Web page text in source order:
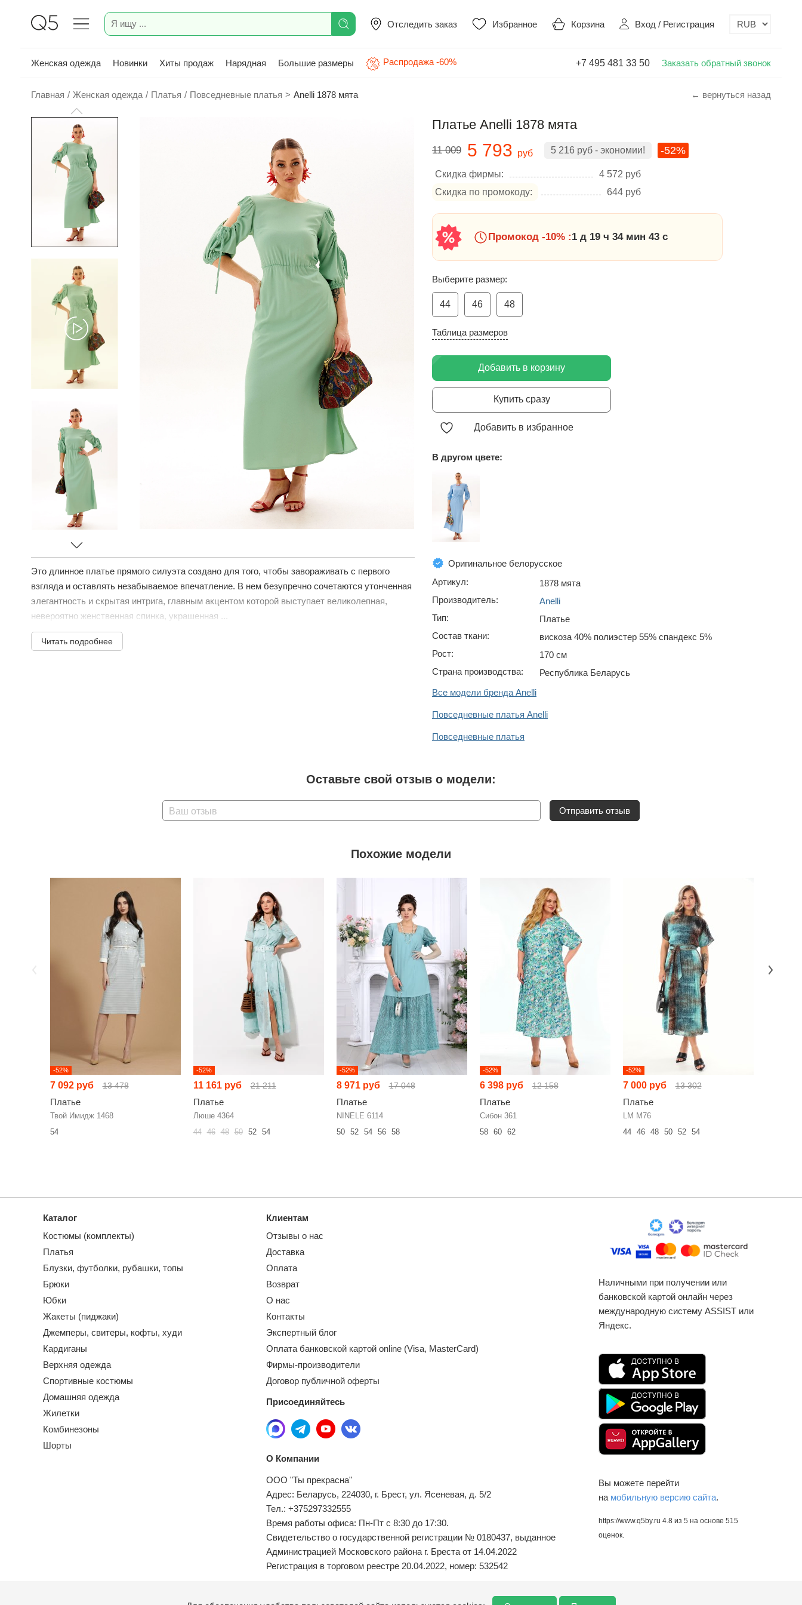
Отследить заказ Избранное Корзина Вход / Регистрация
Женская одежда Новинки Хиты продаж Нарядная Большие размеры Распродажа -60% +7 495 481 33 50 Заказать обратный звонок
Главная / Женская одежда / Платья / Повседневные платья > Anelli 1878 мята ← вернуться назад
Это длинное платье прямого силуэта создано для того, чтобы завораживать с первого
взгляда и оставлять незабываемое впечатление. В нем безупречно сочетаются утонченная
элегантность и скрытая интрига, главным акцентом которой выступает великолепная,
невероятно женственная спинка, украшенная ...
Читать подробнее
Платье Anelli 1878 мята
11 009 5 793 руб 5 216 руб - экономии! -52%
Скидка фирмы: 4 572 руб
Скидка по промокоду:
644 руб
Промокод -10% :1 д 19 ч 34 мин 43 с
Выберите размер:
44 46 48
Таблица размеров
Добавить в корзину
Купить сразу
Добавить в избранное
В другом цвете:
Оригинальное белорусское
Артикул:
1878 мята
Производитель:
Anelli
Тип:
Платье
Состав ткани:
вискоза 40% полиэстер 55% спандекс 5%
Рост:
170 см
Страна производства:
Республика Беларусь
Все модели бренда Anelli
Повседневные платья Anelli
Повседневные платья
Оставьте свой отзыв о модели:
Ваш отзыв Отправить отзыв
Похожие модели
-52%
7 092 руб 13 478
Платье
Твой Имидж 1468
54
-52%
11 161 руб 21 211
Платье
Люше 4364
44 46 48 50 52 54
-52%
8 971 руб 17 048
Платье
NINELE 6114
50
52 54 56 58
-52%
6 398 руб 12 158
Платье
Сибон 361
58
60 62
-52%
7 000 руб 13 302
Платье
LM М76
44
46 48 50 52 54
Каталог
Костюмы (комплекты)
Платья
Блузки, футболки, рубашки, топы
Брюки
Юбки
Жакеты (пиджаки)
Джемперы, свитеры, кофты, худи
Кардиганы
Верхняя одежда
Спортивные костюмы
Домашняя одежда
Жилетки
Комбинезоны
Шорты
Клиентам
Отзывы о нас
Доставка
Оплата
Возврат
О нас
Контакты
Экспертный блог
Оплата банковской картой online (Visa, MasterCard)
Фирмы-производители
Договор публичной оферты
Присоединяйтесь
О Компании
ООО "Ты прекрасна"
Адрес: Беларусь, 224030, г. Брест, ул. Ясеневая, д. 5/2
Тел.: +375297332555
Время работы офиса: Пн-Пт с 8:30 до 17:30.
Свидетельство о государственной регистрации № 0180437, выданное
Администрацией Московского района г. Бреста от 14.04.2022
Регистрация в торговом реестре 20.04.2022, номер: 532542
Местный исполнительный орган по обращениям покупателей:
Наличными при получении или
банковской картой онлайн через
международную систему ASSIST или
Яндекс.
Вы можете перейти
на мобильную версию сайта.
https://www.q5by.ru 4.8 из 5 на основе 515
оценок.